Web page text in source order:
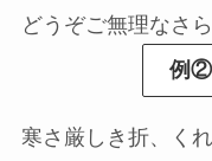
どうぞご無理なさ
例②
寒さ厳しき折、く